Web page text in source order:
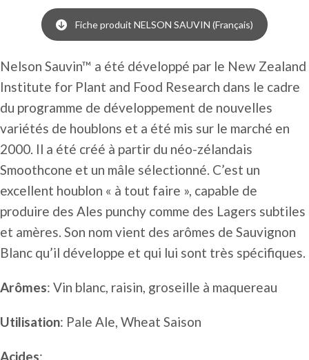
Fiche produit NELSON SAUVIN (Français)
Nelson Sauvin™ a été développé par le New Zealand
Institute for Plant and Food Research dans le cadre
du programme de développement de nouvelles
variétés de houblons et a été mis sur le marché en
2000. Il a été créé à partir du néo-zélandais
Smoothcone et un mâle sélectionné. C’est un
excellent houblon « à tout faire », capable de
produire des Ales punchy comme des Lagers subtiles
et amères. Son nom vient des arômes de Sauvignon
Blanc qu’il développe et qui lui sont très spécifiques.
Arômes: Vin blanc, raisin, groseille à maquereau
Utilisation: Pale Ale, Wheat Saison
Acides: